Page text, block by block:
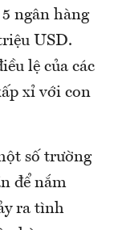
ngân hàng
USD.
lệ của các
xỉ với con
số trường
để nắm
ra tình